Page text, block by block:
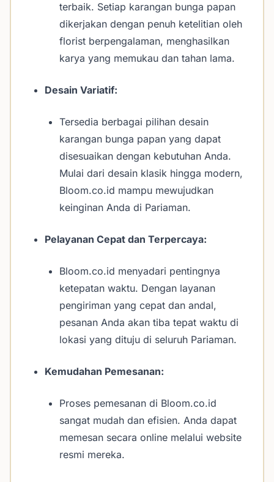
terbaik. Setiap karangan bunga papan
dikerjakan dengan penuh ketelitian oleh
florist berpengalaman, menghasilkan
karya yang memukau dan tahan lama.
Desain Variatif:
Tersedia berbagai pilihan desain
karangan bunga papan yang dapat
disesuaikan dengan kebutuhan Anda.
Mulai dari desain klasik hingga modern,
Bloom.co.id mampu mewujudkan
keinginan Anda di Pariaman.
Pelayanan Cepat dan Terpercaya:
Bloom.co.id menyadari pentingnya
ketepatan waktu. Dengan layanan
pengiriman yang cepat dan andal,
pesanan Anda akan tiba tepat waktu di
lokasi yang dituju di seluruh Pariaman.
Kemudahan Pemesanan:
Proses pemesanan di Bloom.co.id
sangat mudah dan efisien. Anda dapat
memesan secara online melalui website
resmi mereka.